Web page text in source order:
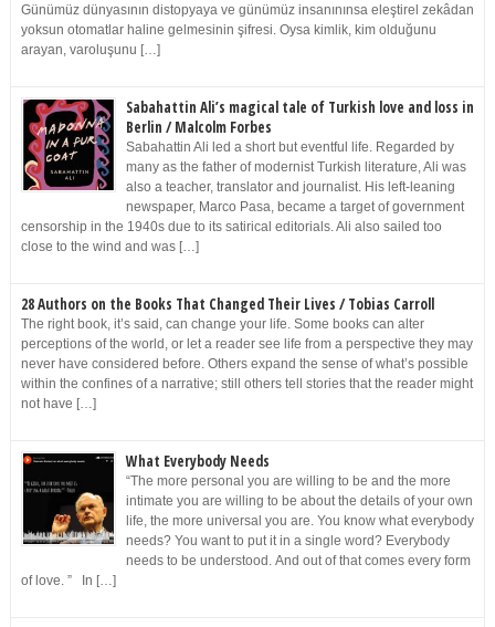
Günümüz dünyasının distopyaya ve günümüz insanınınsa eleştirel zekâdan
yoksun otomatlar haline gelmesinin şifresi. Oysa kimlik, kim olduğunu
arayan, varoluşunu […]
Sabahattin Ali’s magical tale of Turkish love and loss in
Berlin / Malcolm Forbes
Sabahattin Ali led a short but eventful life. Regarded by
many as the father of modernist Turkish literature, Ali was
also a teacher, translator and journalist. His left-leaning
newspaper, Marco Pasa, became a target of government
censorship in the 1940s due to its satirical editorials. Ali also sailed too
close to the wind and was […]
28 Authors on the Books That Changed Their Lives / Tobias Carroll
The right book, it’s said, can change your life. Some books can alter
perceptions of the world, or let a reader see life from a perspective they may
never have considered before. Others expand the sense of what’s possible
within the confines of a narrative; still others tell stories that the reader might
not have […]
What Everybody Needs
“The more personal you are willing to be and the more
intimate you are willing to be about the details of your own
life, the more universal you are. You know what everybody
needs? You want to put it in a single word? Everybody
needs to be understood. And out of that comes every form
of love. ” In […]